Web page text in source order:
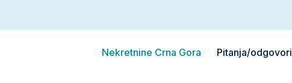
Nekretnine Crna Gora Pitanja/odgovori